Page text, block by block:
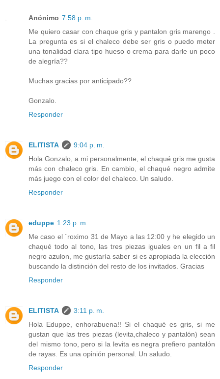
Anónimo 7:58 p. m.
Me quiero casar con chaque gris y pantalon gris marengo .
La pregunta es si el chaleco debe ser gris o puedo meter
una tonalidad clara tipo hueso o crema para darle un poco
de alegría??
Muchas gracias por anticipado??
Gonzalo.
Responder
ELITISTA
9:04 p. m.
Hola Gonzalo, a mi personalmente, el chaqué gris me gusta
más con chaleco gris. En cambio, el chaqué negro admite
más juego con el color del chaleco. Un saludo.
Responder
eduppe 1:23 p. m.
Me caso el `roximo 31 de Mayo a las 12:00 y he elegido un
chaqué todo al tono, las tres piezas iguales en un fil a fil
negro azulon, me gustaría saber si es apropiada la elección
buscando la distinción del resto de los invitados. Gracias
Responder
ELITISTA
3:11 p. m.
Hola Eduppe, enhorabuena!! Si el chaqué es gris, si me
gustan que las tres piezas (levita,chaleco y pantalón) sean
del mismo tono, pero si la levita es negra prefiero pantalón
de rayas. Es una opinión personal. Un saludo.
Responder